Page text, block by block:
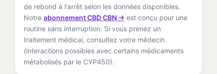
de rebond à l'arrêt selon les données disponibles.
Notre abonnement CBD CBN → est conçu pour une
routine sans interruption. Si vous prenez un
traitement médical, consultez votre médecin
(interactions possibles avec certains médicaments
métabolisés par le CYP450).